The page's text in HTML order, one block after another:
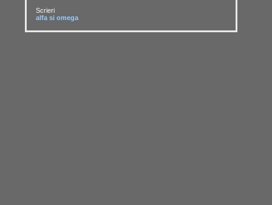
Scrieri
alfa si omega